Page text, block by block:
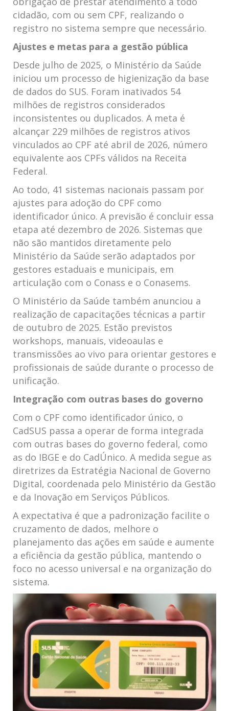
cidadão, com ou sem CPF, realizando o
registro no sistema sempre que necessário.
Ajustes e metas para a gestão pública
Desde julho de 2025, o Ministério da Saúde
iniciou um processo de higienização da base
de dados do SUS. Foram inativados 54
milhões de registros considerados
inconsistentes ou duplicados. A meta é
alcançar 229 milhões de registros ativos
vinculados ao CPF até abril de 2026, número
equivalente aos CPFs válidos na Receita
Federal.
Ao todo, 41 sistemas nacionais passam por
ajustes para adoção do CPF como
identificador único. A previsão é concluir essa
etapa até dezembro de 2026. Sistemas que
não são mantidos diretamente pelo
Ministério da Saúde serão adaptados por
gestores estaduais e municipais, em
articulação com o Conass e o Conasems.
O Ministério da Saúde também anunciou a
realização de capacitações técnicas a partir
de outubro de 2025. Estão previstos
workshops, manuais, videoaulas e
transmissões ao vivo para orientar gestores e
profissionais de saúde durante o processo de
unificação.
Integração com outras bases do governo
Com o CPF como identificador único, o
CadSUS passa a operar de forma integrada
com outras bases do governo federal, como
as do IBGE e do CadÚnico. A medida segue as
diretrizes da Estratégia Nacional de Governo
Digital, coordenada pelo Ministério da Gestão
e da Inovação em Serviços Públicos.
A expectativa é que a padronização facilite o
cruzamento de dados, melhore o
planejamento das ações em saúde e aumente
a eficiência da gestão pública, mantendo o
foco no acesso universal e na organização do
sistema.